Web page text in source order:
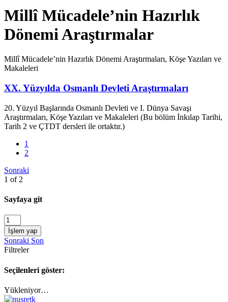
Millî Mücadele’nin Hazırlık
Dönemi Araştırmalar
Millî Mücadele’nin Hazırlık Dönemi Araştırmaları, Köşe Yazıları ve
Makaleleri
XX. Yüzyılda Osmanlı Devleti Araştırmaları
20. Yüzyıl Başlarında Osmanlı Devleti ve I. Dünya Savaşı
Araştırmaları, Köşe Yazıları ve Makaleleri (Bu bölüm İnkılap Tarihi,
Tarih 2 ve ÇTDT dersleri ile ortaktır.)
1
2
Sonraki
1 of 2
Sayfaya git
İşlem yap
Sonraki Son
Filtreler
Seçilenleri göster:
Yükleniyor…